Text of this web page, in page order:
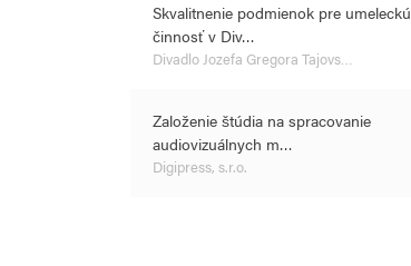
Skvalitnenie podmienok pre umeleckú
činnosť v Div…
Divadlo Jozefa Gregora Tajovs…
Založenie štúdia na spracovanie
audiovizuálnych m…
Digipress, s.r.o.